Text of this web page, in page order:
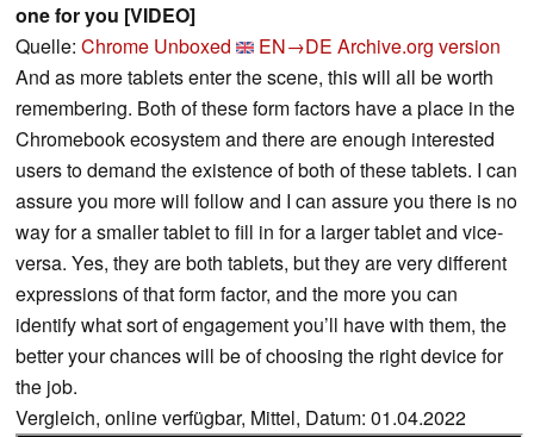
one for you [VIDEO]
Quelle: Chrome Unboxed EN→DE Archive.org version
And as more tablets enter the scene, this will all be worth
remembering. Both of these form factors have a place in the
Chromebook ecosystem and there are enough interested
users to demand the existence of both of these tablets. I can
assure you more will follow and I can assure you there is no
way for a smaller tablet to fill in for a larger tablet and vice-
versa. Yes, they are both tablets, but they are very different
expressions of that form factor, and the more you can
identify what sort of engagement you’ll have with them, the
better your chances will be of choosing the right device for
the job.
Vergleich, online verfügbar, Mittel, Datum: 01.04.2022